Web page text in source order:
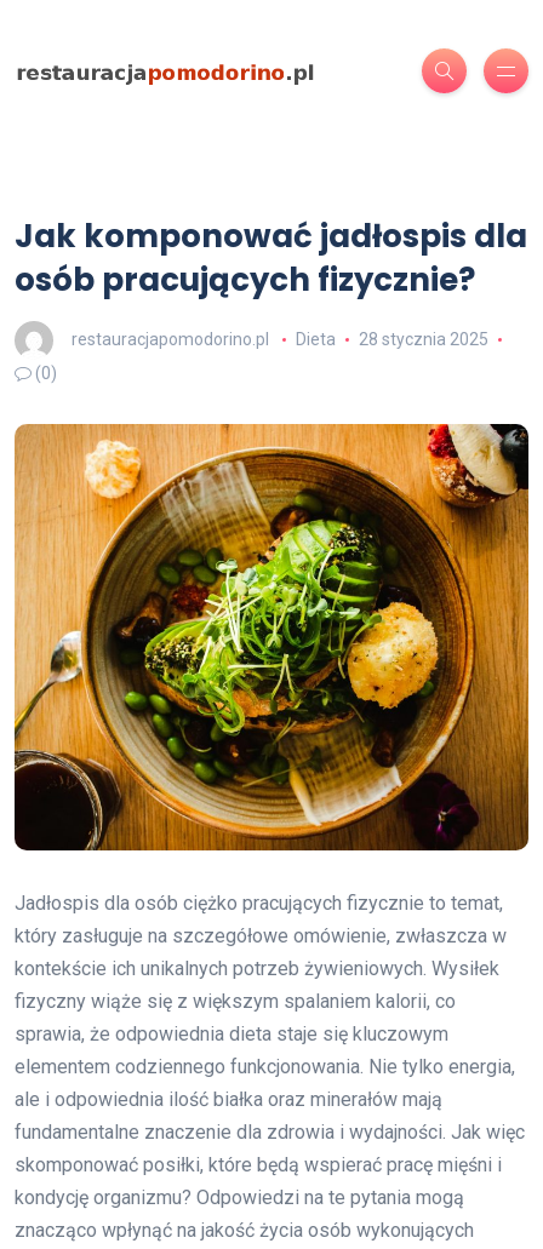
Jak komponować jadłospis dla
osób pracujących fizycznie?
restauracjapomodorino.pl Dieta
28 stycznia 2025
(0)
Jadłospis dla osób ciężko pracujących fizycznie to temat,
który zasługuje na szczegółowe omówienie, zwłaszcza w
kontekście ich unikalnych potrzeb żywieniowych. Wysiłek
fizyczny wiąże się z większym spalaniem kalorii, co
sprawia, że odpowiednia dieta staje się kluczowym
elementem codziennego funkcjonowania. Nie tylko energia,
ale i odpowiednia ilość białka oraz minerałów mają
fundamentalne znaczenie dla zdrowia i wydajności. Jak więc
skomponować posiłki, które będą wspierać pracę mięśni i
kondycję organizmu? Odpowiedzi na te pytania mogą
znacząco wpłynąć na jakość życia osób wykonujących